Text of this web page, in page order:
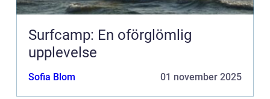
Surfcamp: En oförglömlig
upplevelse
Sofia Blom 01 november 2025